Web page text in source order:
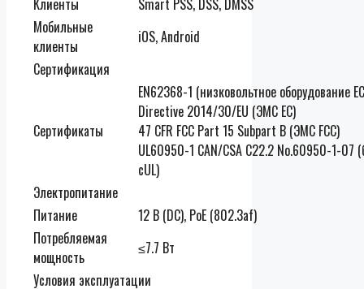
Клиенты
Smart PSS, DSS, DMSS
Мобильные
клиенты
iOS, Android
Сертификация
Сертификаты
EN62368-1 (низковольтное оборудование
Directive 2014/30/EU (ЭМС ЕС)
47 CFR FCC Part 15 Subpart B (ЭМС FCC)
UL60950-1 CAN/CSA C22.2 No.60950-1-07
сUL)
Электропитание
Питание
12 В (DC), PoE (802.3af)
Потребляемая
мощность
≤7.7 Вт
Условия эксплуатации